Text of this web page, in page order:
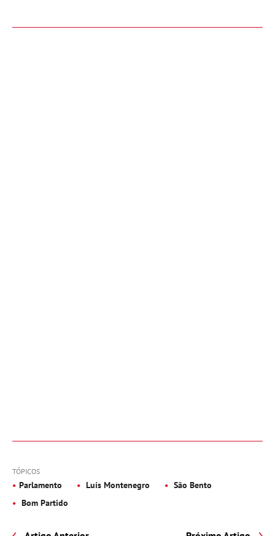
TÓPICOS
Parlamento Luís Montenegro
São Bento
Bom Partido